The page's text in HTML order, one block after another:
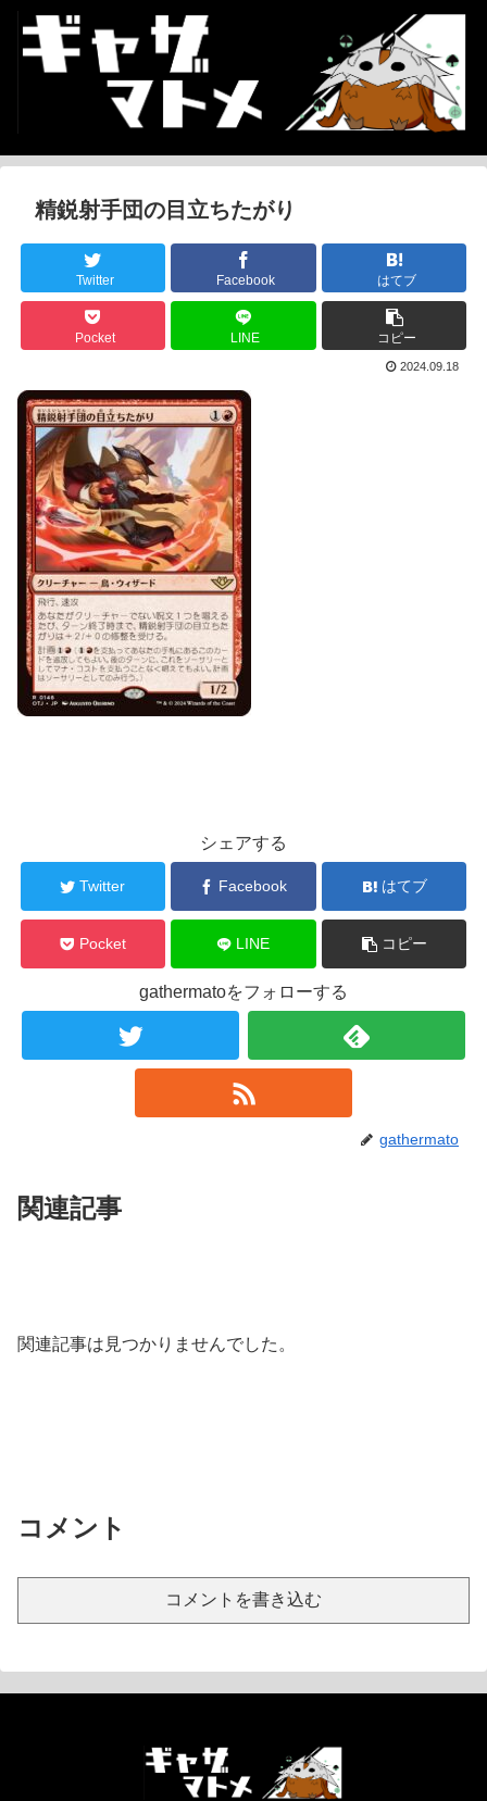
精鋭射手団の目立ちたがり
Twitter Facebook はてブ
Pocket LINE コピー
2024.09.18
シェアする
Twitter Facebook はてブ
Pocket LINE コピー
gathermatoをフォローする
gathermato
関連記事
関連記事は見つかりませんでした。
コメント
コメントを書き込む